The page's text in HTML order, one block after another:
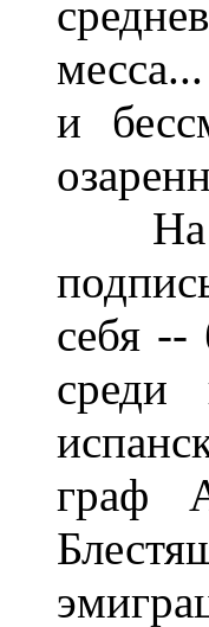
и
На
себя --
среди
граф